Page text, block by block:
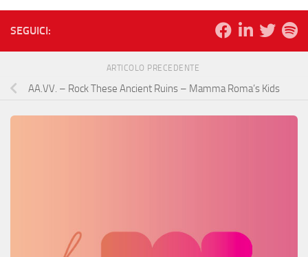
SEGUICI:
ARTICOLO PRECEDENTE
AA.VV. – Rock These Ancient Ruins – Mamma Roma’s Kids